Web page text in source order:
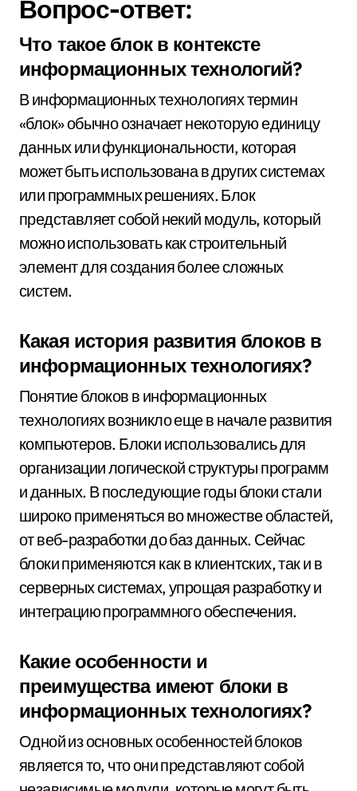
Вопрос-ответ:
Что такое блок в контексте
информационных технологий?
В информационных технологиях термин
«блок» обычно означает некоторую единицу
данных или функциональности, которая
может быть использована в других системах
или программных решениях. Блок
представляет собой некий модуль, который
можно использовать как строительный
элемент для создания более сложных
систем.
Какая история развития блоков в
информационных технологиях?
Понятие блоков в информационных
технологиях возникло еще в начале развития
компьютеров. Блоки использовались для
организации логической структуры программ
и данных. В последующие годы блоки стали
широко применяться во множестве областей,
от веб-разработки до баз данных. Сейчас
блоки применяются как в клиентских, так и в
серверных системах, упрощая разработку и
интеграцию программного обеспечения.
Какие особенности и
преимущества имеют блоки в
информационных технологиях?
Одной из основных особенностей блоков
является то, что они представляют собой